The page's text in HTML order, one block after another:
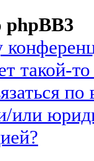
такой-
по
или